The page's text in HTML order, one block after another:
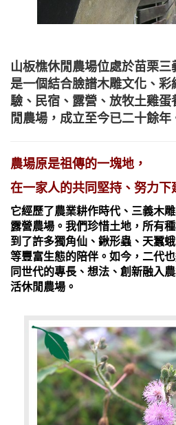
山板樵休閒農場位處於苗栗三
是一個結合臉譜木雕文化、
驗、民宿、露營、放牧土雞
閒農場，成立至今已二十餘年
農場原是祖傳的一塊地，
在一家人的共同堅持、努力下
它經歷了農業耕作時代、三義木
露營農場。我們珍惜土地，所有
到了許多獨角仙、鍬形蟲、天蠶
等豐富生態的陪伴。如今，二代
同世代的專長、想法、創新融入
活休閒農場。